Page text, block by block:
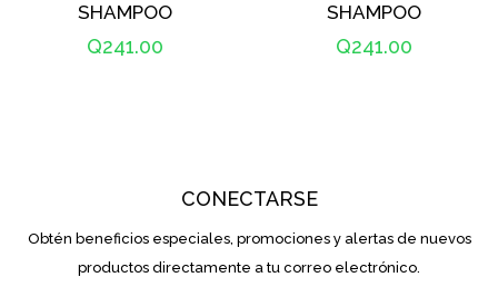
SHAMPOO
Precio
Q241.00
SHAMPOO
Precio
Q241.00
CONECTARSE
INTRODUZCA
SU
Obtén beneficios especiales, promociones y alertas de nuevos
productos directamente a tu correo electrónico.